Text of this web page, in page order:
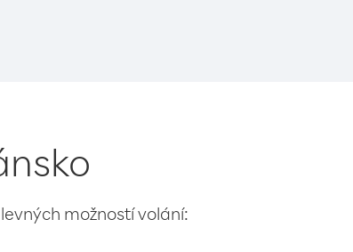
možností volání: